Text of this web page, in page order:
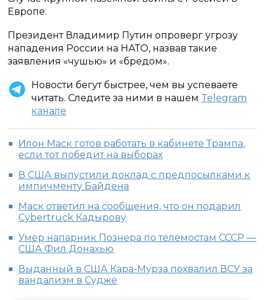
Европе.
Президент Владимир Путин опроверг угрозу
нападения России на НАТО, назвав такие
заявления «чушью» и «бредом».
Новости бегут быстрее, чем вы успеваете
читать. Следите за ними в нашем Telegram
канале
Илон Маск готов работать в кабинете Трампа,
если тот победит на выборах
В США выпустили доклад с предпосылками к
импичменту Байдена
Маск ответил на сообщения, что он подарил
Cybertruck Кадырову
Умер напарник Познера по телемостам СССР —
США Фил Донахью
Выданный в США Кара-Мурза похвалил ВСУ за
вандализм в Судже